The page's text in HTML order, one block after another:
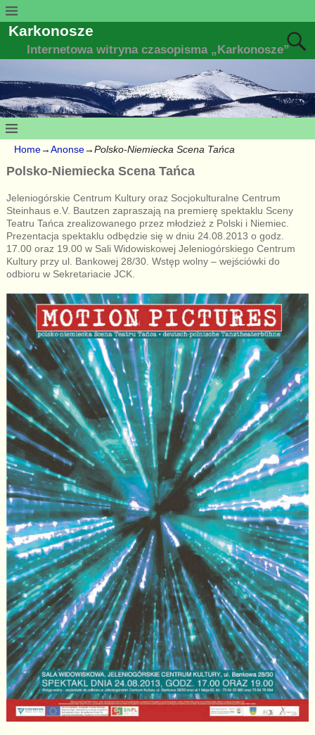
Karkonosze
Internetowa witryna czasopisma „Karkonosze”
Home→Anonse→Polsko-Niemiecka Scena Tańca
Polsko-Niemiecka Scena Tańca
Jeleniogórskie Centrum Kultury oraz Socjokulturalne Centrum
Steinhaus e.V. Bautzen zapraszają na premierę spektaklu Sceny
Teatru Tańca zrealizowanego przez młodzież z Polski i Niemiec.
Prezentacja spektaklu odbędzie się w dniu 24.08.2013 o godz.
17.00 oraz 19.00 w Sali Widowiskowej Jeleniogórskiego Centrum
Kultury przy ul. Bankowej 28/30. Wstęp wolny – wejściówki do
odbioru w Sekretariacie JCK.